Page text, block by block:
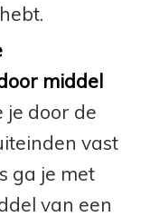
middel
door de
vast
ga je met
van een